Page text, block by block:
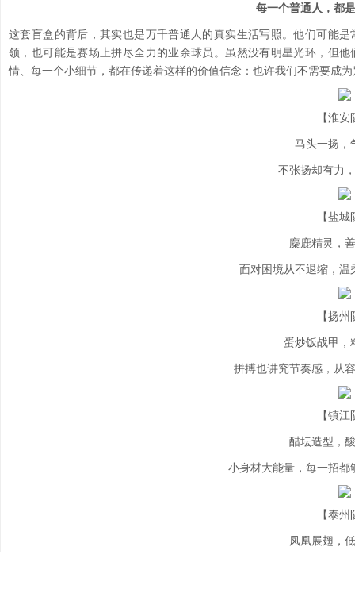
每一个普通人，都
这套盲盒的背后，其实也是万千普通人的真实生活写照。他们可能
领，也可能是赛场上拼尽全力的业余球员。虽然没有明星光环，但
情、每一个小细节，都在传递着这样的价值信念：也许我们不需要成
【淮安
马头一扬，
不张扬却有力
【盐城
麋鹿精灵，
面对困境从不退缩，温
【扬州
蛋炒饭战甲，
拼搏也讲究节奏感，从
【镇江
醋坛造型，
小身材大能量，每一招都
【泰州
凤凰展翅，